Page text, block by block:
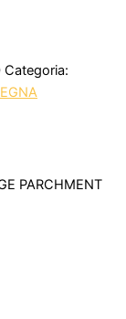
Categoria:
PARCHMENT